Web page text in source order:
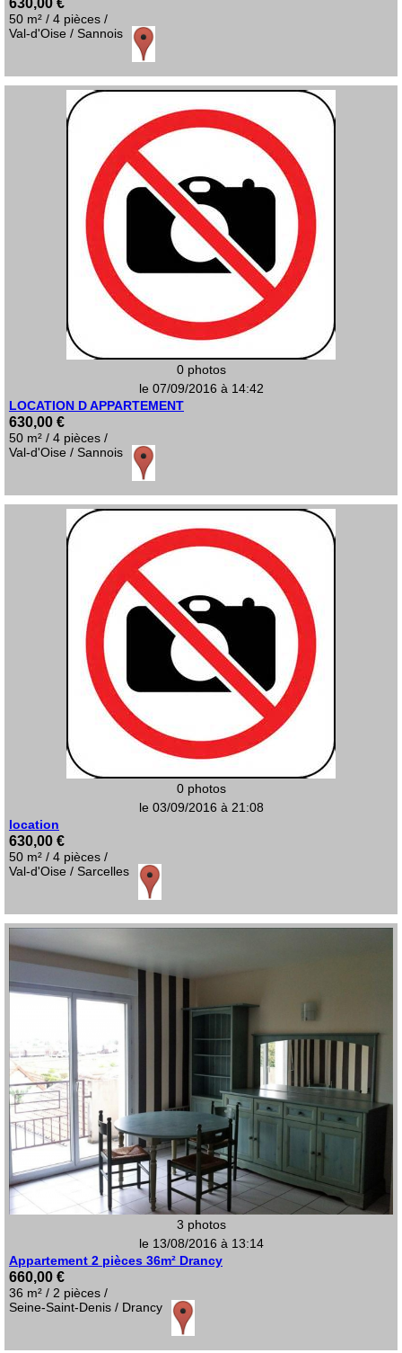
630,00 €
50 m² / 4 pièces /
Val-d'Oise / Sannois
0 photos
le 07/09/2016 à 14:42
LOCATION D APPARTEMENT
630,00 €
50 m² / 4 pièces /
Val-d'Oise / Sannois
0 photos
le 03/09/2016 à 21:08
location
630,00 €
50 m² / 4 pièces /
Val-d'Oise / Sarcelles
3 photos
le 13/08/2016 à 13:14
Appartement 2 pièces 36m² Drancy
660,00 €
36 m² / 2 pièces /
Seine-Saint-Denis / Drancy